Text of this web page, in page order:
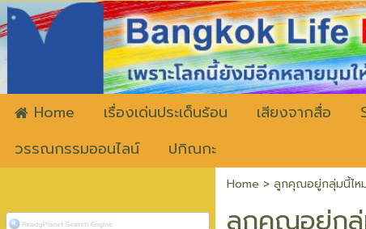
Home เรื่องเด่นประเด็นร้อน เสียงจากสื่อ
วรรณกรรมออนไลน์
ปกิณกะ
Home > ลูกคุณอยู่กลุ่มนี้ไห